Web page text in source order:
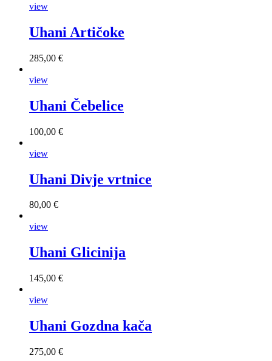
view
Uhani Artičoke
285,00 €
view
Uhani Čebelice
100,00 €
view
Uhani Divje vrtnice
80,00 €
view
Uhani Glicinija
145,00 €
view
Uhani Gozdna kača
275,00 €